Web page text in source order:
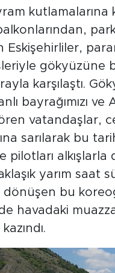
kutlamalarına
Eskişehirliler,
gökyüzüne
karşılaştı.
bayrağımızı ve
vatandaşlar,
sarılarak bu
pilotları alkışlarla
yarım saat
dönüşen bu
havadaki